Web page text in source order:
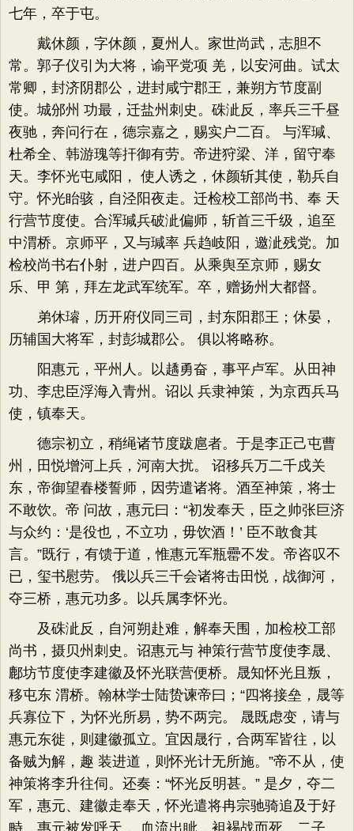
七年，卒于屯。
戴休颜，字休颜，夏州人。家世尚武，志胆不
常。郭子仪引为大将，谕平党项 羌，以安河曲。试太
常卿，封济阴郡公，进封咸宁郡王，兼朔方节度副
使。城邠州 功最，迁盐州刺史。硃泚反，率兵三千昼
夜驰，奔问行在，德宗嘉之，赐实户二百。 与浑瑊、
杜希全、韩游瑰等扞御有劳。帝进狩梁、洋，留守奉
天。李怀光屯咸阳， 使人诱之，休颜斩其使，勒兵自
守。怀光眙骇，自泾阳夜走。迁检校工部尚书、奉 天
行营节度使。合浑瑊兵破泚偏师，斩首三千级，追至
中渭桥。京师平，又与瑊率 兵趋岐阳，邀泚残党。加
检校尚书右仆射，进户四百。从乘舆至京师，赐女
乐、甲 第，拜左龙武军统军。卒，赠扬州大都督。
弟休璿，历开府仪同三司，封东阳郡王；休晏，
历辅国大将军，封彭城郡公。 俱以将略称。
阳惠元，平州人。以趫勇奋，事平卢军。从田神
功、李忠臣浮海入青州。诏以 兵隶神策，为京西兵马
使，镇奉天。
德宗初立，稍绳诸节度跋扈者。于是李正己屯曹
州，田悦增河上兵，河南大扰。 诏移兵万二千戍关
东，帝御望春楼誓师，因劳遣诸将。酒至神策，将士
不敢饮。帝 问故，惠元曰：“初发奉天，臣之帅张巨济
与众约：‘是役也，不立功，毋饮酒！’ 臣不敢食其
言。”既行，有馈于道，惟惠元军瓶罍不发。帝咨叹不
已，玺书慰劳。 俄以兵三千会诸将击田悦，战御河，
夺三桥，惠元功多。以兵属李怀光。
及硃泚反，自河朔赴难，解奉天围，加检校工部
尚书，摄贝州刺史。诏惠元与 神策行营节度使李晟、
鄜坊节度使李建徽及怀光联营便桥。晟知怀光且叛，
移屯东 渭桥。翰林学士陆贽谏帝曰；“四将接垒，晟等
兵寡位下，为怀光所易，势不两完。 晟既虑变，请与
惠元东徙，则建徽孤立。宜因晟行，合两军皆往，以
备贼为解，趣 装进道，则怀光计无所施。”帝不从，使
神策将李升往伺。还奏：“怀光反明甚。” 是夕，夺二
军，惠元、建徽走奉天，怀光遣将冉宗驰骑追及于好
畤。惠元被发呼天， 血流出眦，袒裼战而死。二子